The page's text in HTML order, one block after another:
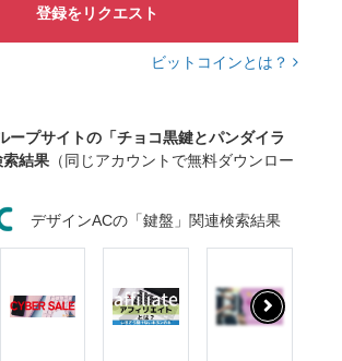
登録をリクエスト
ビットコインとは？
ープサイトの「チョコ黒鍵とパンダイラ
索結果 （同じアカウントで無料ダウンロー
デザインACの「鍵盤」関連検索結果